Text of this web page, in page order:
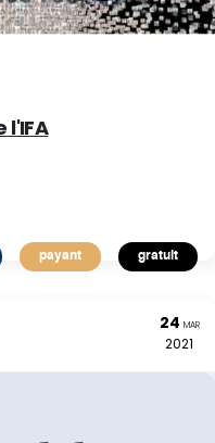
payant gratuit
24 MAR
2021